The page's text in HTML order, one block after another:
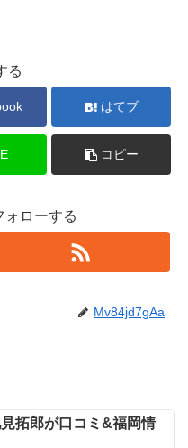
る
はてブ
コピー
ォローする
Mv84jd7gAa
拓郎が口コミ&福岡情